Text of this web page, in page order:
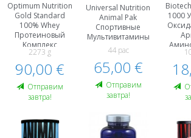
Optimum Nutrition
Gold Standard
100% Whey
Протеиновый
Kомплекс
Гидролизат
Сывороточного
Белка , WPH
2273 g
90,00 €
Oтправим
завтра!
Universal Nutrition
Animal Pak
Спортивные
Мультивитамины
44 paс
65,00 €
Oтправим
завтра!
1000